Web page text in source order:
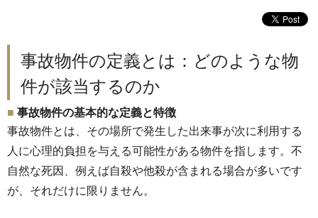
事故物件の定義とは：どのような物
件が該当するのか
事故物件の基本的な定義と特徴
事故物件とは、その場所で発生した出来事が次に利用する
人に心理的負担を与える可能性がある物件を指します。不
自然な死因、例えば自殺や他殺が含まれる場合が多いです
が、 それだけに限りません。